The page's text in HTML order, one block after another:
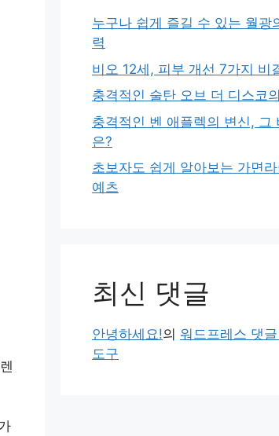
누구나 쉽게 즐길 수 있는 월광
력
비오 12세, 피부 개선 7가지 비
충격적인 술탄 오브 더 디스코
충격적인 벤 애플렉의 변신, 그
은?
초보자도 쉽게 알아보는 가면라
예츠
최신 댓글
안녕하세요!의 워드프레스 댓
도구